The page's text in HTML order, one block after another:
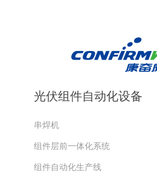
光伏组件自动化设备
串焊机
组件层前一体化系统
组件自动化生产线